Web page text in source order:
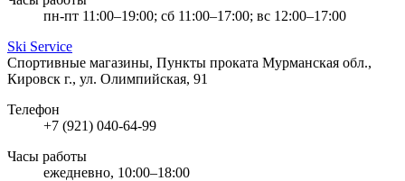
пн-пт 11:00–19:00; сб 11:00–17:00; вс 12:00–17:00
Ski Service
Спортивные магазины, Пункты проката Мурманская обл.,
Кировск г., ул. Олимпийская, 91
Телефон
+7 (921) 040-64-99
Часы работы
ежедневно, 10:00–18:00